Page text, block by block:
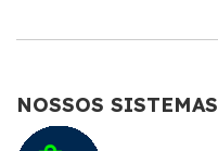
NOSSOS SISTEMAS